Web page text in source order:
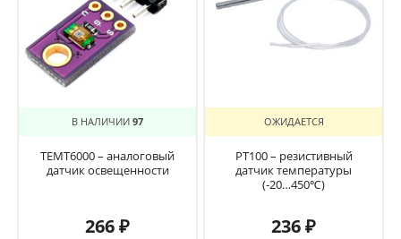
В НАЛИЧИИ 97
TEMT6000 – аналоговый
датчик освещенности
266₽
ОЖИДАЕТСЯ
PT100 – резистивный
датчик температуры
(-20…450℃)
236₽